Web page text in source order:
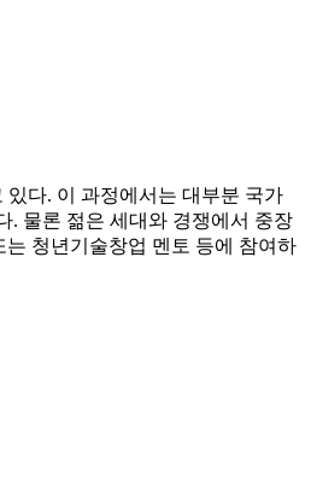
다. 이 과정에서는 대부분 국가
. 물론 젊은 세대와 경쟁에서 중장
청년기술창업 멘토 등에 참여하